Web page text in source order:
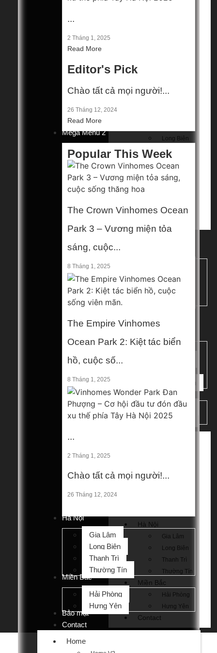
26 Tháng 12, 2024
Long Biên
Thanh Trì
Miền Bắc
Bảo mật
Home V3
Home V4
Mega Menu 2
Gia Lâm
Thường Tín
Miền Bắc
Hải Phòng
Hưng Yên
Home V4
Hà Nội
Gia Lâm
Long Biên
Thanh Trì
Thường Tín
Miền Bắc
Hải Phòng
Hưng Yên
Contact
...
2 Tháng 1, 2025
Read More
Editor's Pick
Chào tất cả mọi người!...
26 Tháng 12, 2024
Read More
Mega Menu 2
Popular This Week
The Crown Vinhomes Ocean
Park 3 – Vương miện tỏa
sáng, cuộc...
8 Tháng 1, 2025
The Empire Vinhomes
Ocean Park 2: Kiệt tác biển
hồ, cuộc số...
8 Tháng 1, 2025
...
2 Tháng 1, 2025
Chào tất cả mọi người!...
26 Tháng 12, 2024
Hà Nội
Gia Lâm
Long Biên
Thanh Trì
Thường Tín
Miền Bắc
Hải Phòng
Hưng Yên
Bảo mật
Contact
Home